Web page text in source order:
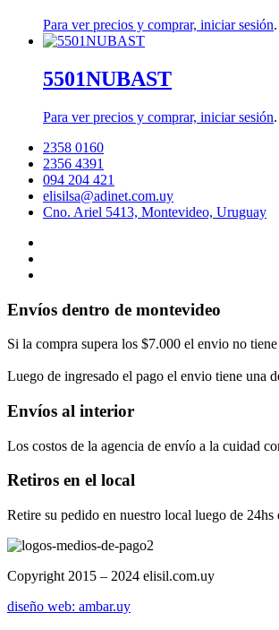
Para ver precios y comprar, iniciar sesión.
5501NUBAST
Para ver precios y comprar, iniciar sesión.
2358 0160
2356 4391
094 204 421
elisilsa@adinet.com.uy
Cno. Ariel 5413, Montevideo, Uruguay
Envíos dentro de montevideo
Si la compra supera los $7.000 el envio no
Luego de ingresado el pago el envio tiene una
Envíos al interior
Los costos de la agencia de envío a la cuidad
Retiros en el local
Retire su pedido en nuestro local luego de 24hs
Copyright 2015 – 2024 elisil.com.uy
diseño web: ambar.uy